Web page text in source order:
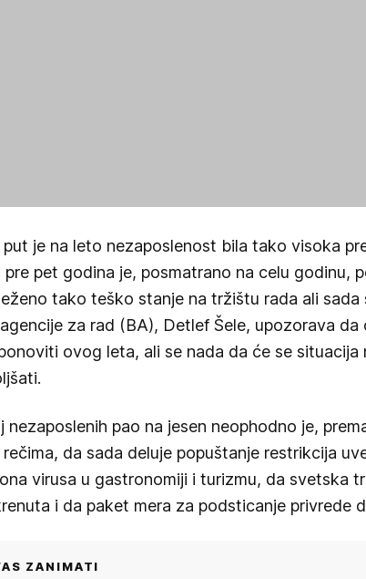
put je na leto nezaposlenost bila tako visoka
pre pet godina je, posmatrano na celu godinu,
tako teško stanje na tržištu rada ali sada
za rad (BA), Detlef Šele, upozorava da
ovog leta, ali se nada da će se situacija
nezaposlenih pao na jesen neophodno je,
da sada deluje popuštanje restrikcija
virusa u gastronomiji i turizmu, da svetska
i da paket mera za podsticanje privrede
ZANIMATI